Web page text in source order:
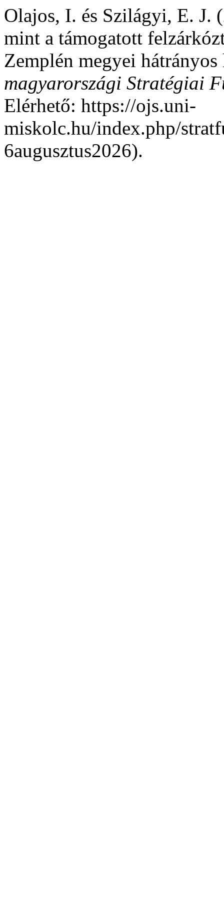
Olajos, I. és Szilágyi, E. J.
mint a támogatott
Zemplén megyei
magyarországi Stratégiai
Elérhető: https://ojs.uni-
miskolc.hu/index.php/
6augusztus2026).